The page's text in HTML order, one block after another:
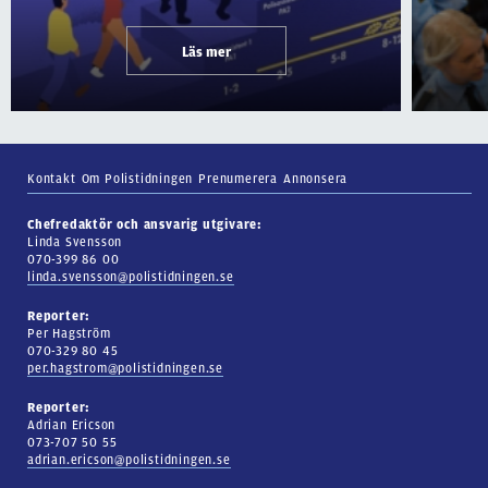
Läs mer
Kontakt Om Polistidningen Prenumerera Annonsera
Chefredaktör och ansvarig utgivare:
Linda Svensson
070-399 86 00
linda.svensson@polistidningen.se
Reporter:
Per Hagström
070-329 80 45
per.hagstrom@polistidningen.se
Reporter:
Adrian Ericson
073-707 50 55
adrian.ericson@polistidningen.se